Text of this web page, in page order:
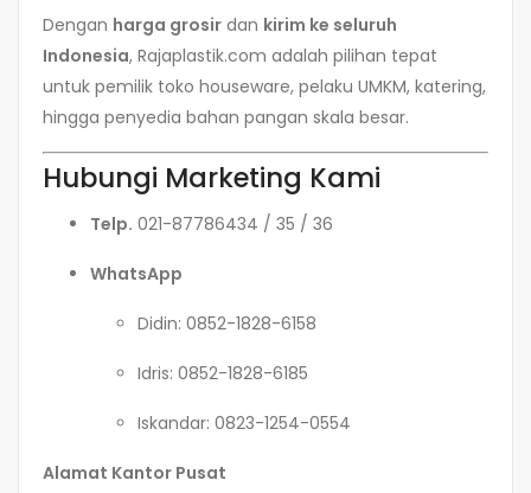
Dengan harga grosir dan kirim ke seluruh
Indonesia, Rajaplastik.com adalah pilihan tepat
untuk pemilik toko houseware, pelaku UMKM, katering,
hingga penyedia bahan pangan skala besar.
Hubungi Marketing Kami
Telp. 021-87786434 / 35 / 36
WhatsApp
Didin: 0852-1828-6158
Idris: 0852-1828-6185
Iskandar: 0823-1254-0554
Alamat Kantor Pusat